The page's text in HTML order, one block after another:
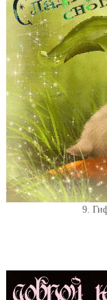
9.